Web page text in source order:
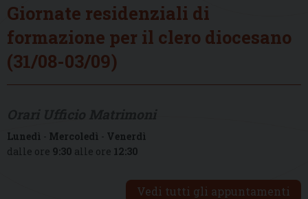
Giornate residenziali di
formazione per il clero diocesano
(31/08-03/09)
Lunedì - Mercoledì - Venerdì
dalle ore 9:30 alle ore 12:30
Vedi tutti gli appuntamenti